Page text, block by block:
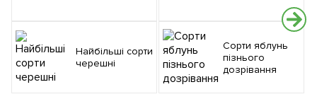
Найбільші сорти
черешні
Сорти яблунь
пізнього
дозрівання